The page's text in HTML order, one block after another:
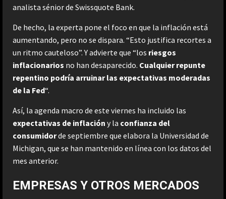
analista sénior de Swissquote Bank.
De hecho, la experta pone el foco en que la inflación está
aumentando, pero no se dispara. “Esto justifica recortes a
un ritmo cauteloso”. Y advierte que “los riesgos
inflacionarios no han desaparecido. Cualquier repunte
repentino podría arruinar las expectativas moderadas
de la Fed“.
Así, la agenda macro de este viernes ha incluido las
expectativas de inflación y la confianza del
consumidorde septiembre que elabora la Universidad de
Michigan, que se han mantenido en línea con los datos del
mes anterior.
EMPRESAS Y OTROS MERCADOS